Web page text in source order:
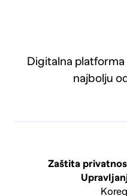
Digitalna
najbolju
Zaštita